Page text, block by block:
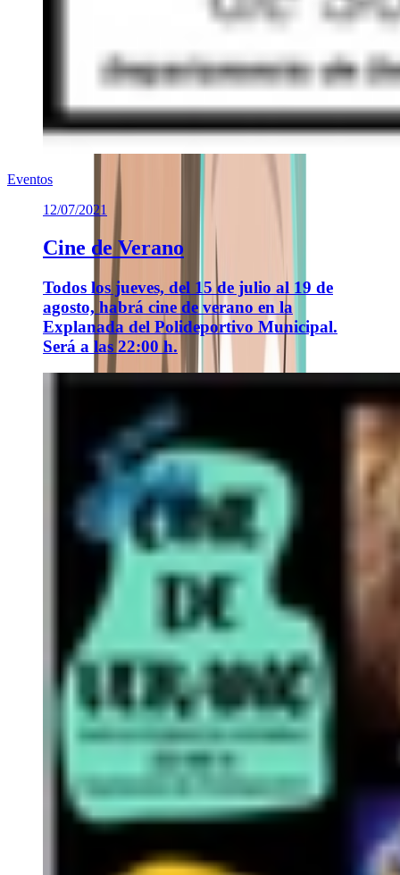
Eventos
12/07/2021
Cine de Verano
Todos los jueves, del 15 de julio al 19 de
agosto, habrá cine de verano en la
Explanada del Polideportivo Municipal.
Será a las 22:00 h.